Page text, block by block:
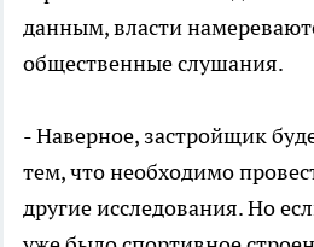
данным, власти
общественные слушания.
- Наверное, застройщик
тем, что необходимо
другие исследования. Но